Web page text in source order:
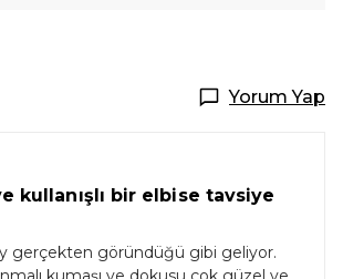
Yorum Yap
kullanışlı bir elbise tavsiye
gerçekten göründüğü gibi geliyor.